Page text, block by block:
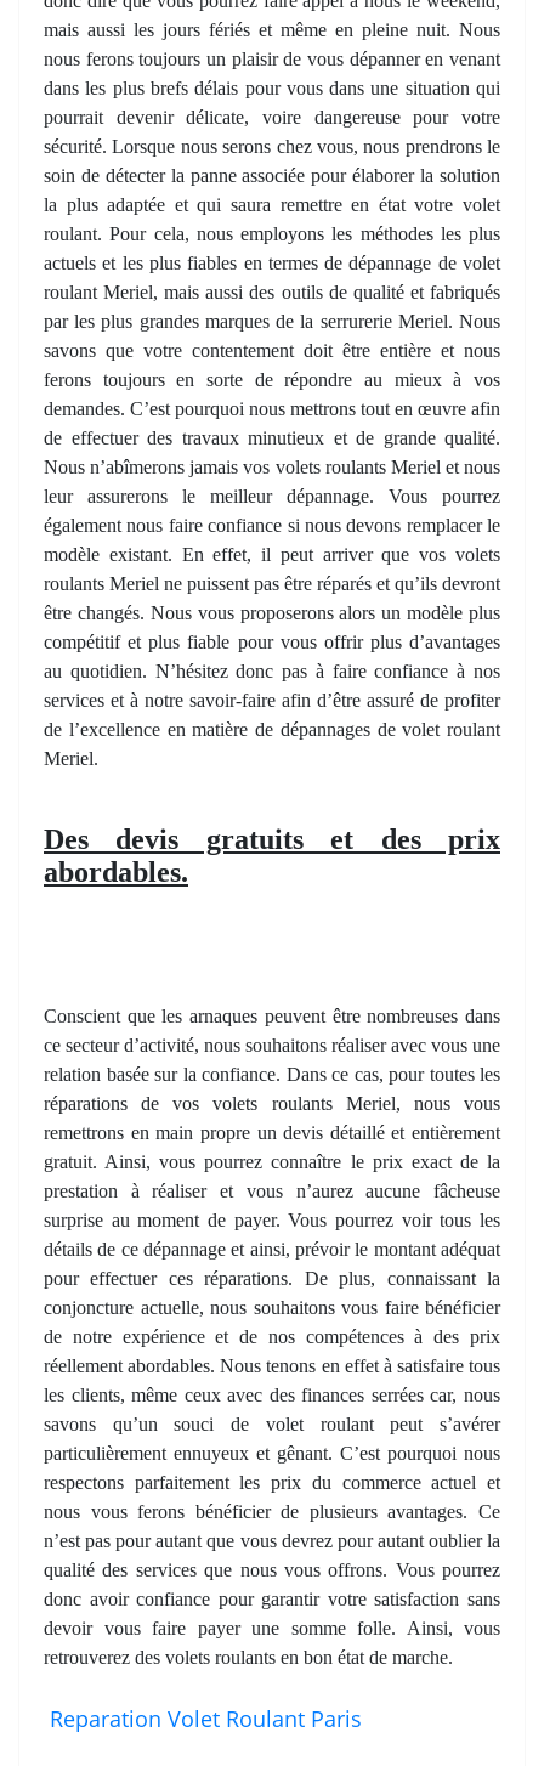
mais aussi les jours fériés et même en pleine nuit. Nous
nous ferons toujours un plaisir de vous dépanner en venant
dans les plus brefs délais pour vous dans une situation qui
pourrait devenir délicate, voire dangereuse pour votre
sécurité. Lorsque nous serons chez vous, nous prendrons le
soin de détecter la panne associée pour élaborer la solution
la plus adaptée et qui saura remettre en état votre volet
roulant. Pour cela, nous employons les méthodes les plus
actuels et les plus fiables en termes de dépannage de volet
roulant Meriel, mais aussi des outils de qualité et fabriqués
par les plus grandes marques de la serrurerie Meriel. Nous
savons que votre contentement doit être entière et nous
ferons toujours en sorte de répondre au mieux à vos
demandes. C’est pourquoi nous mettrons tout en œuvre afin
de effectuer des travaux minutieux et de grande qualité.
Nous n’abîmerons jamais vos volets roulants Meriel et nous
leur assurerons le meilleur dépannage. Vous pourrez
également nous faire confiance si nous devons remplacer le
modèle existant. En effet, il peut arriver que vos volets
roulants Meriel ne puissent pas être réparés et qu’ils devront
être changés. Nous vous proposerons alors un modèle plus
compétitif et plus fiable pour vous offrir plus d’avantages
au quotidien. N’hésitez donc pas à faire confiance à nos
services et à notre savoir-faire afin d’être assuré de profiter
de l’excellence en matière de dépannages de volet roulant
Meriel.
Des devis gratuits et des prix
abordables.
Conscient que les arnaques peuvent être nombreuses dans
ce secteur d’activité, nous souhaitons réaliser avec vous une
relation basée sur la confiance. Dans ce cas, pour toutes les
réparations de vos volets roulants Meriel, nous vous
remettrons en main propre un devis détaillé et entièrement
gratuit. Ainsi, vous pourrez connaître le prix exact de la
prestation à réaliser et vous n’aurez aucune fâcheuse
surprise au moment de payer. Vous pourrez voir tous les
détails de ce dépannage et ainsi, prévoir le montant adéquat
pour effectuer ces réparations. De plus, connaissant la
conjoncture actuelle, nous souhaitons vous faire bénéficier
de notre expérience et de nos compétences à des prix
réellement abordables. Nous tenons en effet à satisfaire tous
les clients, même ceux avec des finances serrées car, nous
savons qu’un souci de volet roulant peut s’avérer
particulièrement ennuyeux et gênant. C’est pourquoi nous
respectons parfaitement les prix du commerce actuel et
nous vous ferons bénéficier de plusieurs avantages. Ce
n’est pas pour autant que vous devrez pour autant oublier la
qualité des services que nous vous offrons. Vous pourrez
donc avoir confiance pour garantir votre satisfaction sans
devoir vous faire payer une somme folle. Ainsi, vous
retrouverez des volets roulants en bon état de marche.
Reparation Volet Roulant Paris